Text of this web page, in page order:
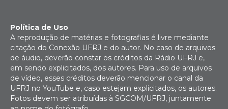
Política de Uso
A reprodução de matérias e fotografias é livre mediante
citação do Conexão UFRJ e do autor. No caso de arquivos
de áudio, deverão constar os créditos da Rádio UFRJ e,
em sendo explicitados, dos autores. Para uso de arquivos
de vídeo, esses créditos deverão mencionar o canal da
UFRJ no YouTube e, caso estejam explicitados, os autores.
Fotos devem ser atribuídas à SGCOM/UFRJ, juntamente